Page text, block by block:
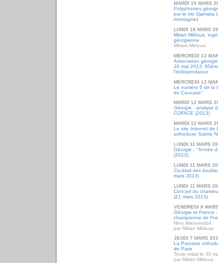
MARDI 19 MARS
Polyphonies
par le trio Djamata
montagne)
LUNDI 18 MARS
Mirian Méloua,
géorgienne
Miriam Meloua
MERCREDI 13
Association
26 mai 2013,
l'indépendance
MERCREDI 13
Le numéro 5 de la
du Caucase"
MARDI 12 MARS
Géorgie : analyse
COFACE (2013)
MARDI 12 MARS
Le site Internet de
orthodoxe Sainte
LUNDI 11 MARS
Géorgie : "Année
(2013)
LUNDI 11 MARS
Cocktail des
mars 2013)
LUNDI 11 MARS
Concert du
(21 mars 2013)
VENDREDI 8
Géorgie et France
championne de
Nino Maïsuradzé
par Mirian Méloua
JEUDI 7 MARS
La Paroisse
de Paris
Texte initial le 30
par Mirian Méloua